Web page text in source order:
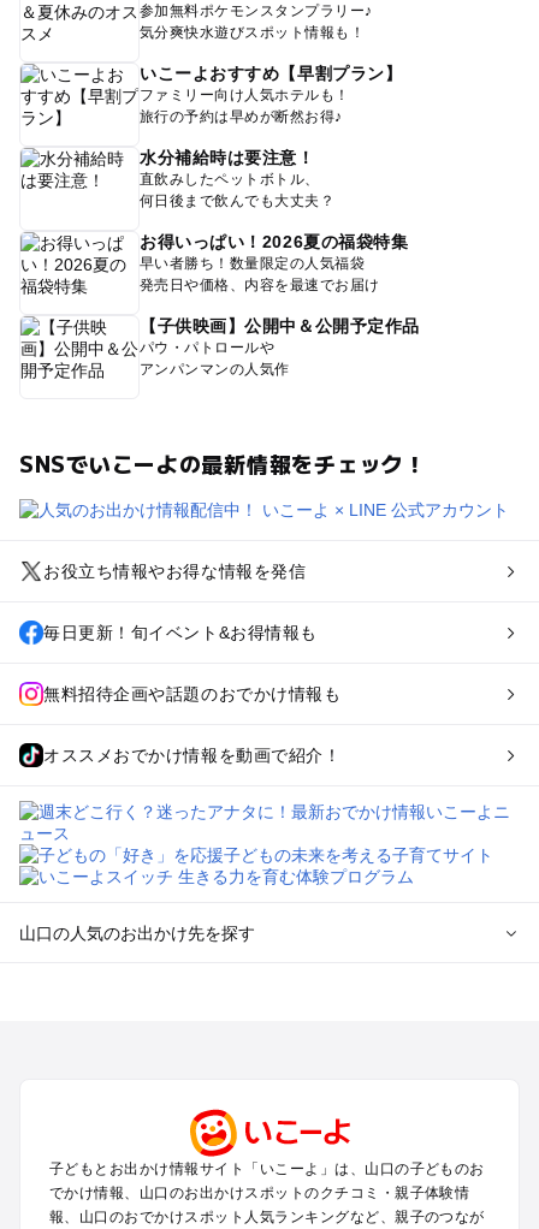
参加無料ポケモンスタンプラリー♪
気分爽快水遊びスポット情報も！
いこーよおすすめ【早割プラン】
ファミリー向け人気ホテルも！
旅行の予約は早めが断然お得♪
水分補給時は要注意！
直飲みしたペットボトル、
何日後まで飲んでも大丈夫？
お得いっぱい！2026夏の福袋特集
早い者勝ち！数量限定の人気福袋
発売日や価格、内容を最速でお届け
【子供映画】公開中＆公開予定作品
パウ・パトロールや
アンパンマンの人気作
SNSでいこーよの最新情報をチェック！
お役立ち情報やお得な情報を発信
毎日更新！旬イベント&お得情報も
無料招待企画や話題のおでかけ情報も
オススメおでかけ情報を動画で紹介！
山口の人気のお出かけ先を探す
下関・宇部のプールお出かけ
萩・長門のプールお出かけ
山口の定番お出かけスポット
子どもとお出かけ情報サイト「いこーよ」は、山口の子どものお
でかけ情報、山口のお出かけスポットのクチコミ・親子体験情
報、山口のおでかけスポット人気ランキングなど、親子のつなが